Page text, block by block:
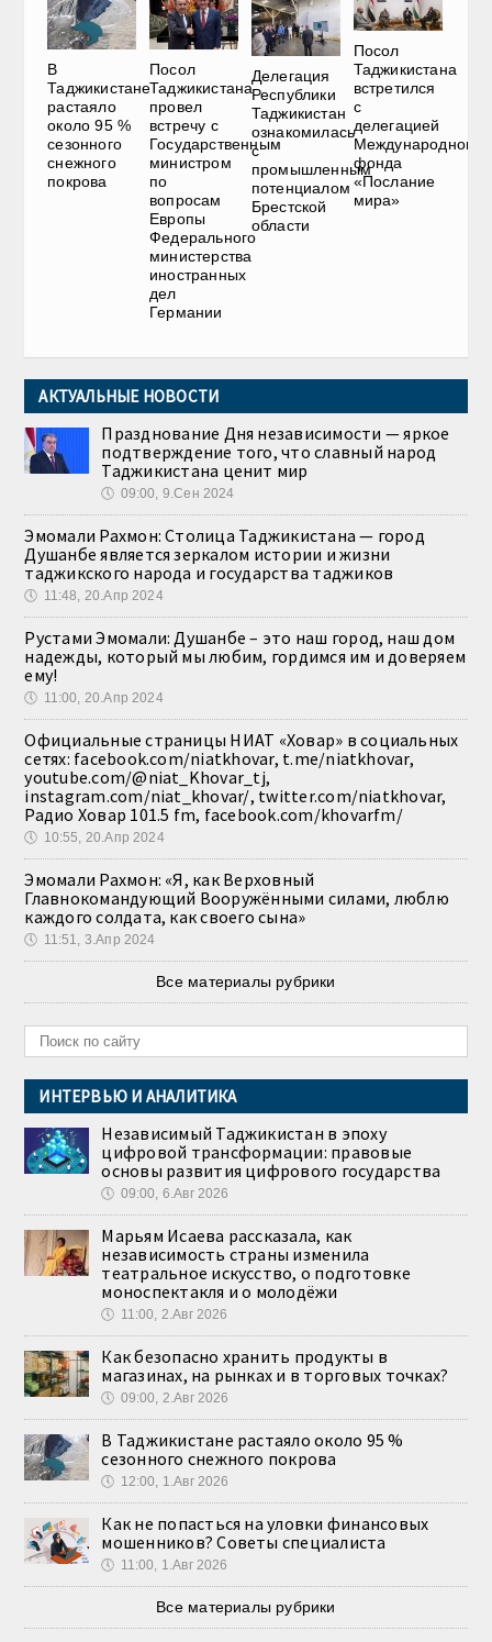
В
Таджикистане
растаяло
около 95 %
сезонного
снежного
покрова
Посол
Таджикистана
провел
встречу с
Государственным
министром
по
вопросам
Европы
Федерального
министерства
иностранных
дел
Германии
Делегация
Республики
Таджикистан
ознакомилась
с
промышленным
потенциалом
Брестской
области
Посол
Таджикистана
встретился
с
делегацией
Международного
фонда
«Послание
мира»
АКТУАЛЬНЫЕ НОВОСТИ
Празднование Дня независимости — яркое
подтверждение того, что славный народ
Таджикистана ценит мир
🕔 09:00, 9.Сен 2024
Эмомали Рахмон: Столица Таджикистана — город
Душанбе является зеркалом истории и жизни
таджикского народа и государства таджиков
🕔 11:48, 20.Апр 2024
Рустами Эмомали: Душанбе – это наш город, наш дом
надежды, который мы любим, гордимся им и доверяем
ему!
🕔 11:00, 20.Апр 2024
Официальные страницы НИАТ «Ховар» в социальных
сетях: facebook.com/niatkhovar, t.me/niatkhovar,
youtube.com/@niat_Khovar_tj,
instagram.com/niat_khovar/, twitter.com/niatkhovar,
Радио Ховар 101.5 fm, facebook.com/khovarfm/
🕔 10:55, 20.Апр 2024
Эмомали Рахмон: «Я, как Верховный
Главнокомандующий Вооружёнными силами, люблю
каждого солдата, как своего сына»
🕔 11:51, 3.Апр 2024
Все материалы рубрики
ИНТЕРВЬЮ И АНАЛИТИКА
Независимый Таджикистан в эпоху
цифровой трансформации: правовые
основы развития цифрового государства
🕔 09:00, 6.Авг 2026
Марьям Исаева рассказала, как
независимость страны изменила
театральное искусство, о подготовке
моноспектакля и о молодёжи
🕔 11:00, 2.Авг 2026
Как безопасно хранить продукты в
магазинах, на рынках и в торговых точках?
🕔 09:00, 2.Авг 2026
В Таджикистане растаяло около 95 %
сезонного снежного покрова
🕔 12:00, 1.Авг 2026
Как не попасться на уловки финансовых
мошенников? Советы специалиста
🕔 11:00, 1.Авг 2026
Все материалы рубрики